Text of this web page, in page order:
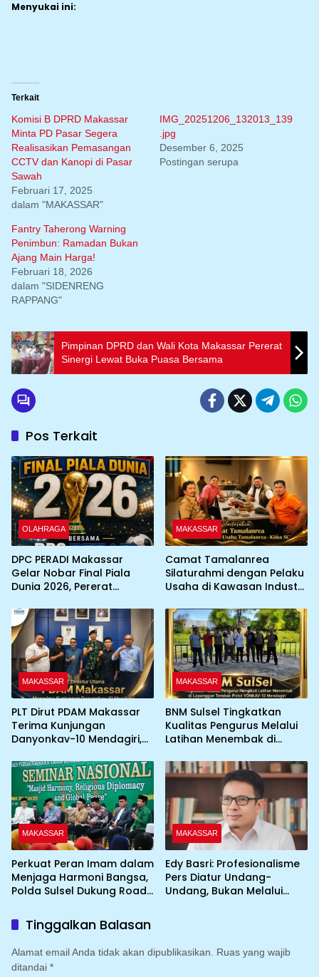
Menyukai ini:
Terkait
Komisi B DPRD Makassar
Minta PD Pasar Segera
Realisasikan Pemasangan
CCTV dan Kanopi di Pasar
Sawah
Februari 17, 2025
dalam "MAKASSAR"
IMG_20251206_132013_139
.jpg
Desember 6, 2025
Postingan serupa
Fantry Taherong Warning
Penimbun: Ramadan Bukan
Ajang Main Harga!
Februari 18, 2026
dalam "SIDENRENG
RAPPANG"
Pimpinan DPRD dan Wali Kota Makassar Pererat
Sinergi Lewat Buka Puasa Bersama
Pos Terkait
OLAHRAGA
DPC PERADI Makassar
Gelar Nobar Final Piala
Dunia 2026, Pererat
MAKASSAR
Camat Tamalanrea
Silaturahmi dengan Pelaku
Usaha di Kawasan Industri,
Pemerintah dan Dunia
Usaha
MAKASSAR
PLT Dirut PDAM Makassar
Terima Kunjungan
Danyonkav-10 Mendagiri,
Layanan Air Bersih Asrama
MAKASSAR
BNM Sulsel Tingkatkan
Kualitas Pengurus Melalui
Latihan Menembak di
YONKAV-10 Mendagiri
MAKASSAR
Perkuat Peran Imam dalam
Menjaga Harmoni Bangsa,
Polda Sulsel Dukung Road
MAKASSAR
Edy Basri: Profesionalisme
Pers Diatur Undang-
Undang, Bukan Melalui
Tinggalkan Balasan
Alamat email Anda tidak akan dipublikasikan. Ruas yang wajib
ditandai *